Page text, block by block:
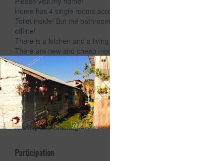
Home has 4 single rooms accommodating 8 to 12 people!
Toilet inside! But the bathroom outside the room always
offline!
There is a kitchen and a living room to virtual life! 🥰
There are new and cheap motorbike rental available
Services and Offers
Internet
Activity and relaxing
Participation